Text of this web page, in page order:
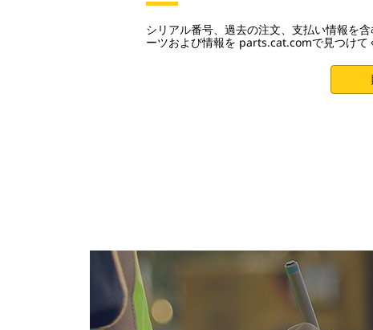
シリアル番号、過去の注文、支払い情報を
ーツおよび情報を parts.cat.comで見つけて